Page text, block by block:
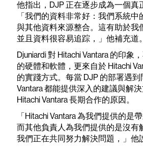
他指出，DJP 正在逐步成為一個真
「我們的資料非常好：我們系統
與其他資料來源整合。這有助於我
並且資料很容易追踪，」他補充道。
Djuniardi 對 Hitachi Vantara 的印象
的硬體和軟體，更來自於 Hitachi
的實踐方式。每當 DJP 的部署遇
Vantara 都能提供深入的建議與解
Hitachi Vantara 長期合作的原因。
「Hitachi Vantara 為我們提供的是
而其他負責人為我們提供的是沒有
我們正在共同努力解決問題，」他